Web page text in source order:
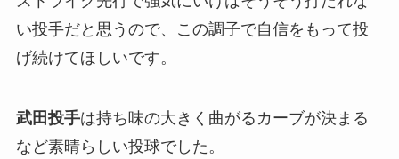
い投手だと思うので、この調子で自信をもって投
げ続けてほしいです。
武田投手は持ち味の大きく曲がるカーブが決まる
など素晴らしい投球でした。